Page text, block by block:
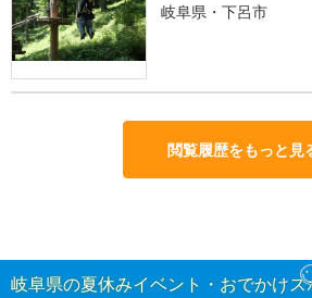
岐阜県・下呂市
閲覧履歴をもっと見
岐阜県の夏休みイベント・おでかけス